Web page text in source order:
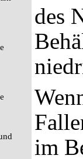
des
im